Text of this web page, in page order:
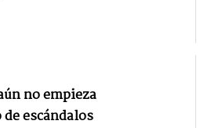
no empieza
de escándalos